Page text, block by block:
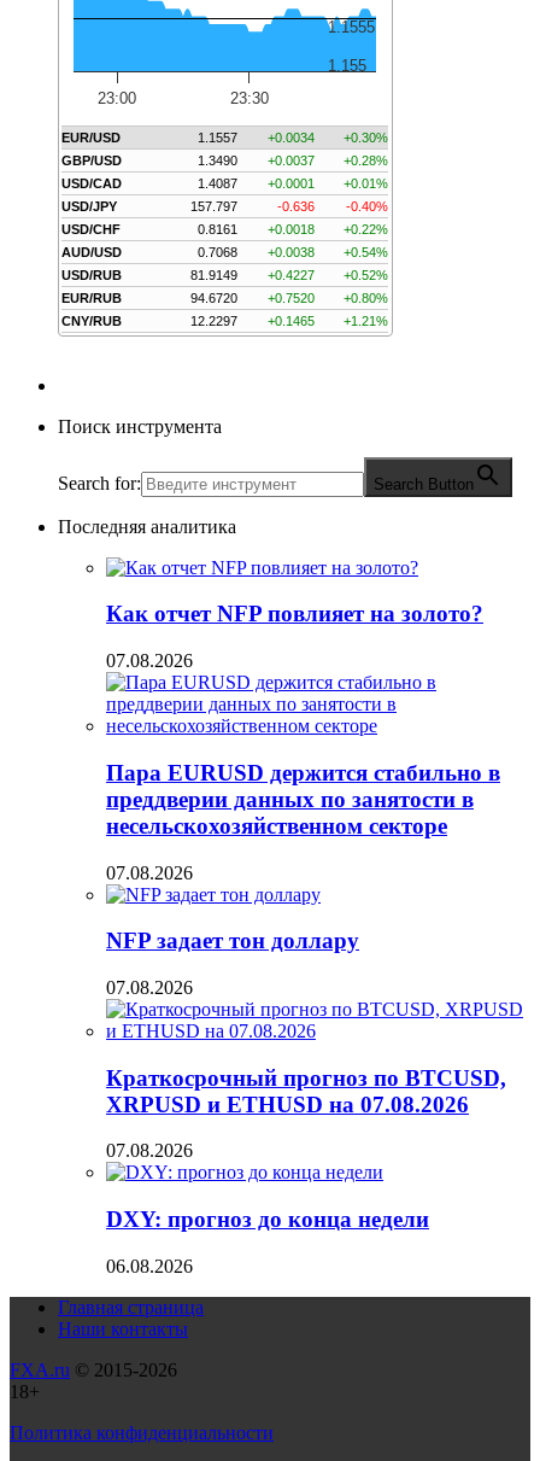
23:00 23:30
1.155
1.1555
EUR/USD 1.1557 +0.0034
+0.30%
GBP/USD
1.3490 +0.0037
+0.28%
USD/CAD
1.4087 +0.0001
+0.01%
USD/JPY
157.797 -0.636
-0.40%
USD/CHF
0.8161 +0.0018
+0.22%
AUD/USD
0.7068 +0.0038
+0.54%
USD/RUB
81.9149 +0.4227
+0.52%
EUR/RUB
94.6720 +0.7520
+0.80%
CNY/RUB
12.2297 +0.1465 +1.21%
Поиск инструмента
Search for: Search Button
Последняя аналитика
Как отчет NFP повлияет на золото?
07.08.2026
Пара EURUSD держится стабильно в
преддверии данных по занятости в
несельскохозяйственном секторе
07.08.2026
NFP задает тон доллару
07.08.2026
Краткосрочный прогноз по BTCUSD,
XRPUSD и ETHUSD на 07.08.2026
07.08.2026
DXY: прогноз до конца недели
06.08.2026
Главная страница
Наши контакты
FXA.ru © 2015-2026
18+
Политика конфиденциальности